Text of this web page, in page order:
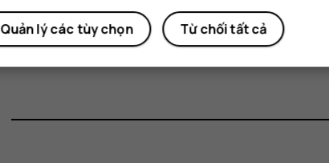
Chạm vào sự kiện.
Chạm vàomore_vert>Xóa.
Từ chối tất cả
Quản lý các tùy chọn